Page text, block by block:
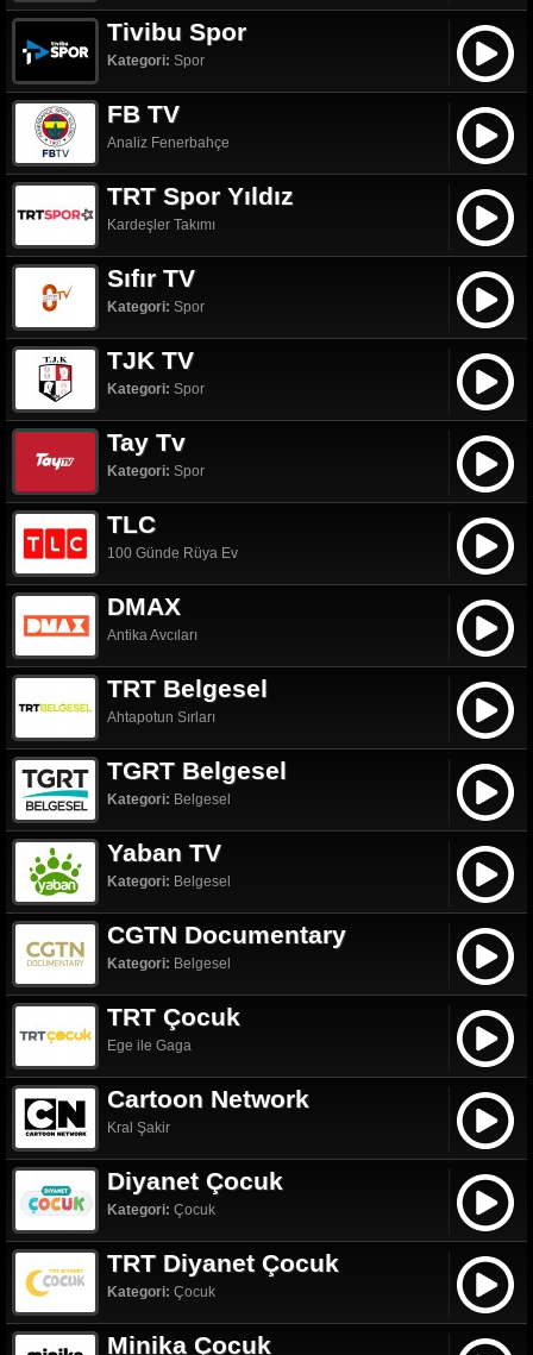
Tivibu Spor
Kategori: Spor
FB TV
Analiz Fenerbahçe
TRT Spor Yıldız
Kardeşler Takımı
Sıfır TV
Kategori: Spor
TJK TV
Kategori: Spor
Tay Tv
Kategori: Spor
TLC
100 Günde Rüya Ev
DMAX
Antika Avcıları
TRT Belgesel
Ahtapotun Sırları
TGRT Belgesel
Kategori: Belgesel
Yaban TV
Kategori: Belgesel
CGTN Documentary
Kategori: Belgesel
TRT Çocuk
Ege ile Gaga
Cartoon Network
Kral Şakir
Diyanet Çocuk
Kategori: Çocuk
TRT Diyanet Çocuk
Kategori: Çocuk
Minika Çocuk